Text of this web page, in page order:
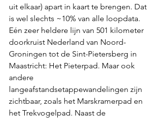
uit elkaar) apart in kaart te brengen. Dat
is wel slechts ~10% van alle loopdata.
Eén zeer heldere lijn van 501 kilometer
doorkruist Nederland van Noord-
Groningen tot de Sint-Pietersberg in
Maastricht: Het Pieterpad. Maar ook
andere
langeafstandsetappewandelingen zijn
zichtbaar, zoals het Marskramerpad en
het Trekvogelpad. Naast de